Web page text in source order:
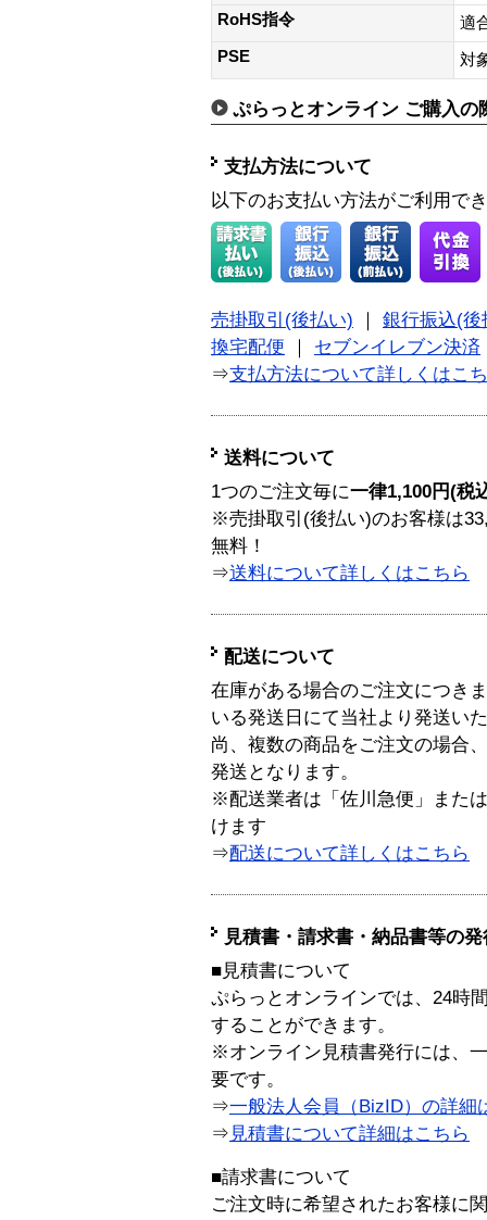
RoHS指令
適
PSE
対
ぷらっとオンライン ご購入の
支払方法について
以下のお支払い方法がご利用で
売掛取引(後払い)
銀行振込(後
換宅配便
セブンイレブン決済
⇒支払方法について詳しくはこ
送料について
1つのご注文毎に一律1,100円(税
※売掛取引(後払い)のお客様は
無料！
⇒送料について詳しくはこちら
配送について
在庫がある場合のご注文につき
いる発送日にて当社より発送い
尚、複数の商品をご注文の場合
発送となります。
※配送業者は「佐川急便」また
けます
⇒配送について詳しくはこちら
見積書・請求書・納品書等の
■見積書について
ぷらっとオンラインでは、24時
することができます。
※オンライン見積書発行には、
要です。
⇒一般法人会員（BizID）の詳細
⇒ 見積書について詳細はこちら
■請求書について
ご注文時に希望されたお客様に